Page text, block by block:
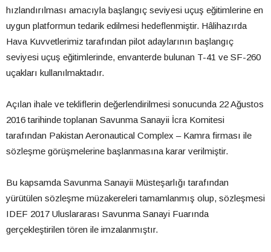
hızlandırılması amacıyla başlangıç seviyesi uçuş eğitimlerine en
uygun platformun tedarik edilmesi hedeflenmiştir. Hâlihazırda
Hava Kuvvetlerimiz tarafından pilot adaylarının başlangıç
seviyesi uçuş eğitimlerinde, envanterde bulunan T-41 ve SF-260
uçakları kullanılmaktadır.
Açılan ihale ve tekliflerin değerlendirilmesi sonucunda 22 Ağustos
2016 tarihinde toplanan Savunma Sanayii İcra Komitesi
tarafından Pakistan Aeronautical Complex – Kamra firması ile
sözleşme görüşmelerine başlanmasına karar verilmiştir.
Bu kapsamda Savunma Sanayii Müsteşarlığı tarafından
yürütülen sözleşme müzakereleri tamamlanmış olup, sözleşmesi
IDEF 2017 Uluslararası Savunma Sanayi Fuarında
gerçekleştirilen tören ile imzalanmıştır.